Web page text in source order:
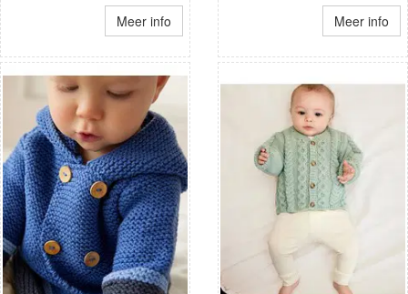
Meer info Meer info